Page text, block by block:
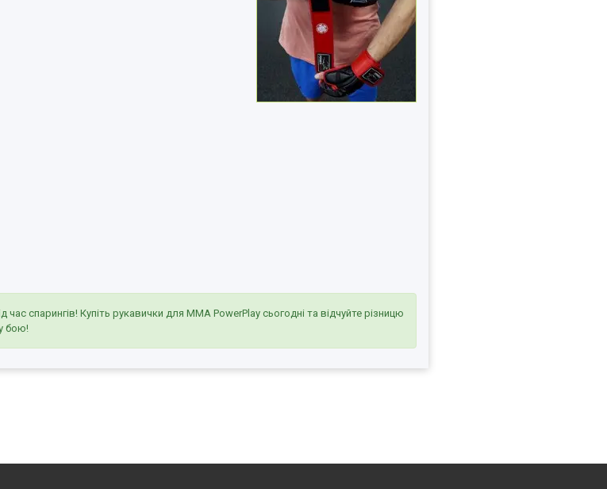
спарингів! Купіть рукавички для ММА PowerPlay сьогодні та відчуйте різницю
бою!